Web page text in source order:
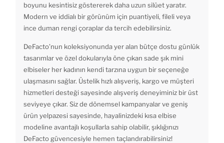
boyunu kesintisiz göstererek daha uzun silüet yaratır.
Modern ve iddialı bir görünüm için puantiyeli, fileli veya
ince duman rengi çoraplar da tercih edebilirsiniz.
DeFacto’nun koleksiyonunda yer alan bütçe dostu günlük
tasarımlar ve özel dokularıyla öne çıkan sade şık mini
elbiseler her kadının kendi tarzına uygun bir seçeneğe
ulaşmasını sağlar. Üstelik hızlı alışveriş, kargo ve müşteri
hizmetleri desteği sayesinde alışveriş deneyiminiz bir üst
seviyeye çıkar. Siz de dönemsel kampanyalar ve geniş
ürün yelpazesi sayesinde, hayalinizdeki kısa elbise
modeline avantajlı koşullarla sahip olabilir, şıklığınızı
DeFacto güvencesiyle hemen taçlandırabilirsiniz!